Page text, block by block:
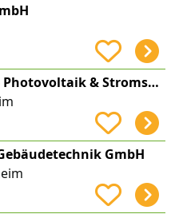
enerix Hanau - Photovoltaik & Stromspeicher
GmbH